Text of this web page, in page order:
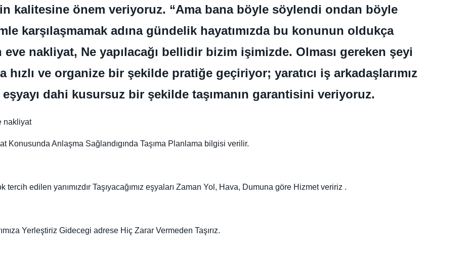
kalitesine önem veriyoruz. “Ama bana böyle söylendi ondan böyle
karşılaşmamak adına gündelik hayatımızda bu konunun oldukça
nakliyat, Ne yapılacağı bellidir bizim işimizde. Olması gereken şeyi
ve organize bir şekilde pratiğe geçiriyor; yaratıcı iş arkadaşlarımız
dahi kusursuz bir şekilde taşımanın garantisini veriyoruz.
nakliyat
Konusunda Anlaşma Sağlandıgında Taşıma Planlama bilgisi verilir.
edilen yanımızdır Taşıyacağımız eşyaları Zaman Yol, Hava, Dumuna göre Hizmet veririz .
Yerleştiriz Gidecegi adrese Hiç Zarar Vermeden Taşırız.